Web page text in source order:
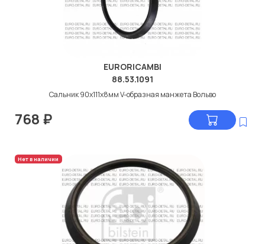
EURORICAMBI
88.53.1091
Сальник 90x111x8мм V-образная манжета Вольво
768 ₽
Нет в наличии